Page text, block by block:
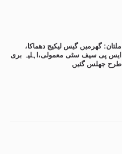
ملتان: گھرمیں گیس لیکیج دھماکا،
ایس پی سیف سٹی معمولی،اہلیہ بری
طرح جھلس گئیں